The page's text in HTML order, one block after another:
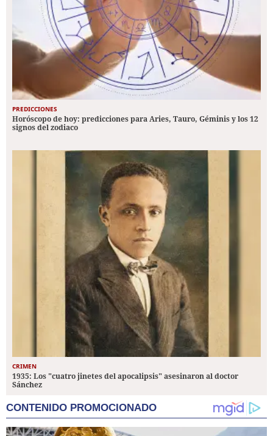
PREDICCIONES
Horóscopo de hoy: predicciones para Aries, Tauro, Géminis y los 12
signos del zodiaco
CRIMEN
1935: Los "cuatro jinetes del apocalipsis" asesinaron al doctor
Sánchez
CONTENIDO PROMOCIONADO